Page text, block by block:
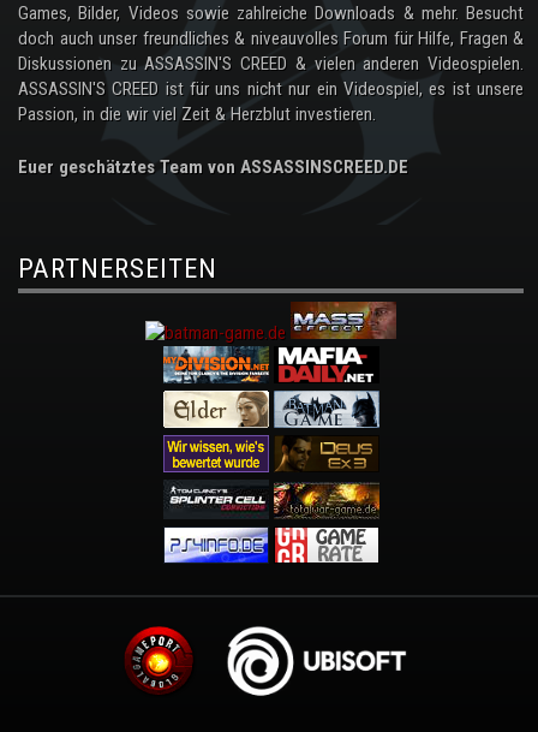
Games, Bilder, Videos sowie zahlreiche Downloads & mehr. Besucht
doch auch unser freundliches & niveauvolles Forum für Hilfe, Fragen &
Diskussionen zu ASSASSIN'S CREED & vielen anderen Videospielen.
ASSASSIN'S CREED ist für uns nicht nur ein Videospiel, es ist unsere
Passion, in die wir viel Zeit & Herzblut investieren.
Euer geschätztes Team von ASSASSINSCREED.DE
PARTNERSEITEN